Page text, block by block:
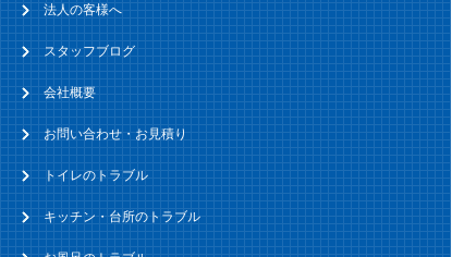
法人の客様へ
スタッフブログ
会社概要
お問い合わせ・お見積り
トイレのトラブル
キッチン・台所のトラブル